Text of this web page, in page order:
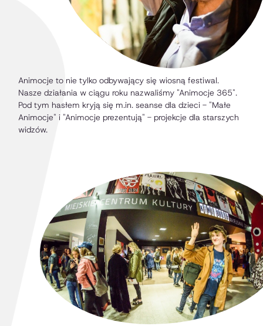
Animocje to nie tylko odbywający się wiosną festiwal.
Nasze działania w ciągu roku nazwaliśmy "Animocje 365".
Pod tym hasłem kryją się m.in. seanse dla dzieci - "Małe
Animocje" i "Animocje prezentują" - projekcje dla starszych
widzów.